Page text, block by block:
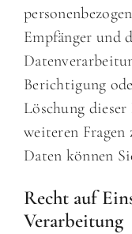
Empfänger und
Berichtigung
Löschung
weiteren Fragen
Daten können
Recht auf
Verarbeitung